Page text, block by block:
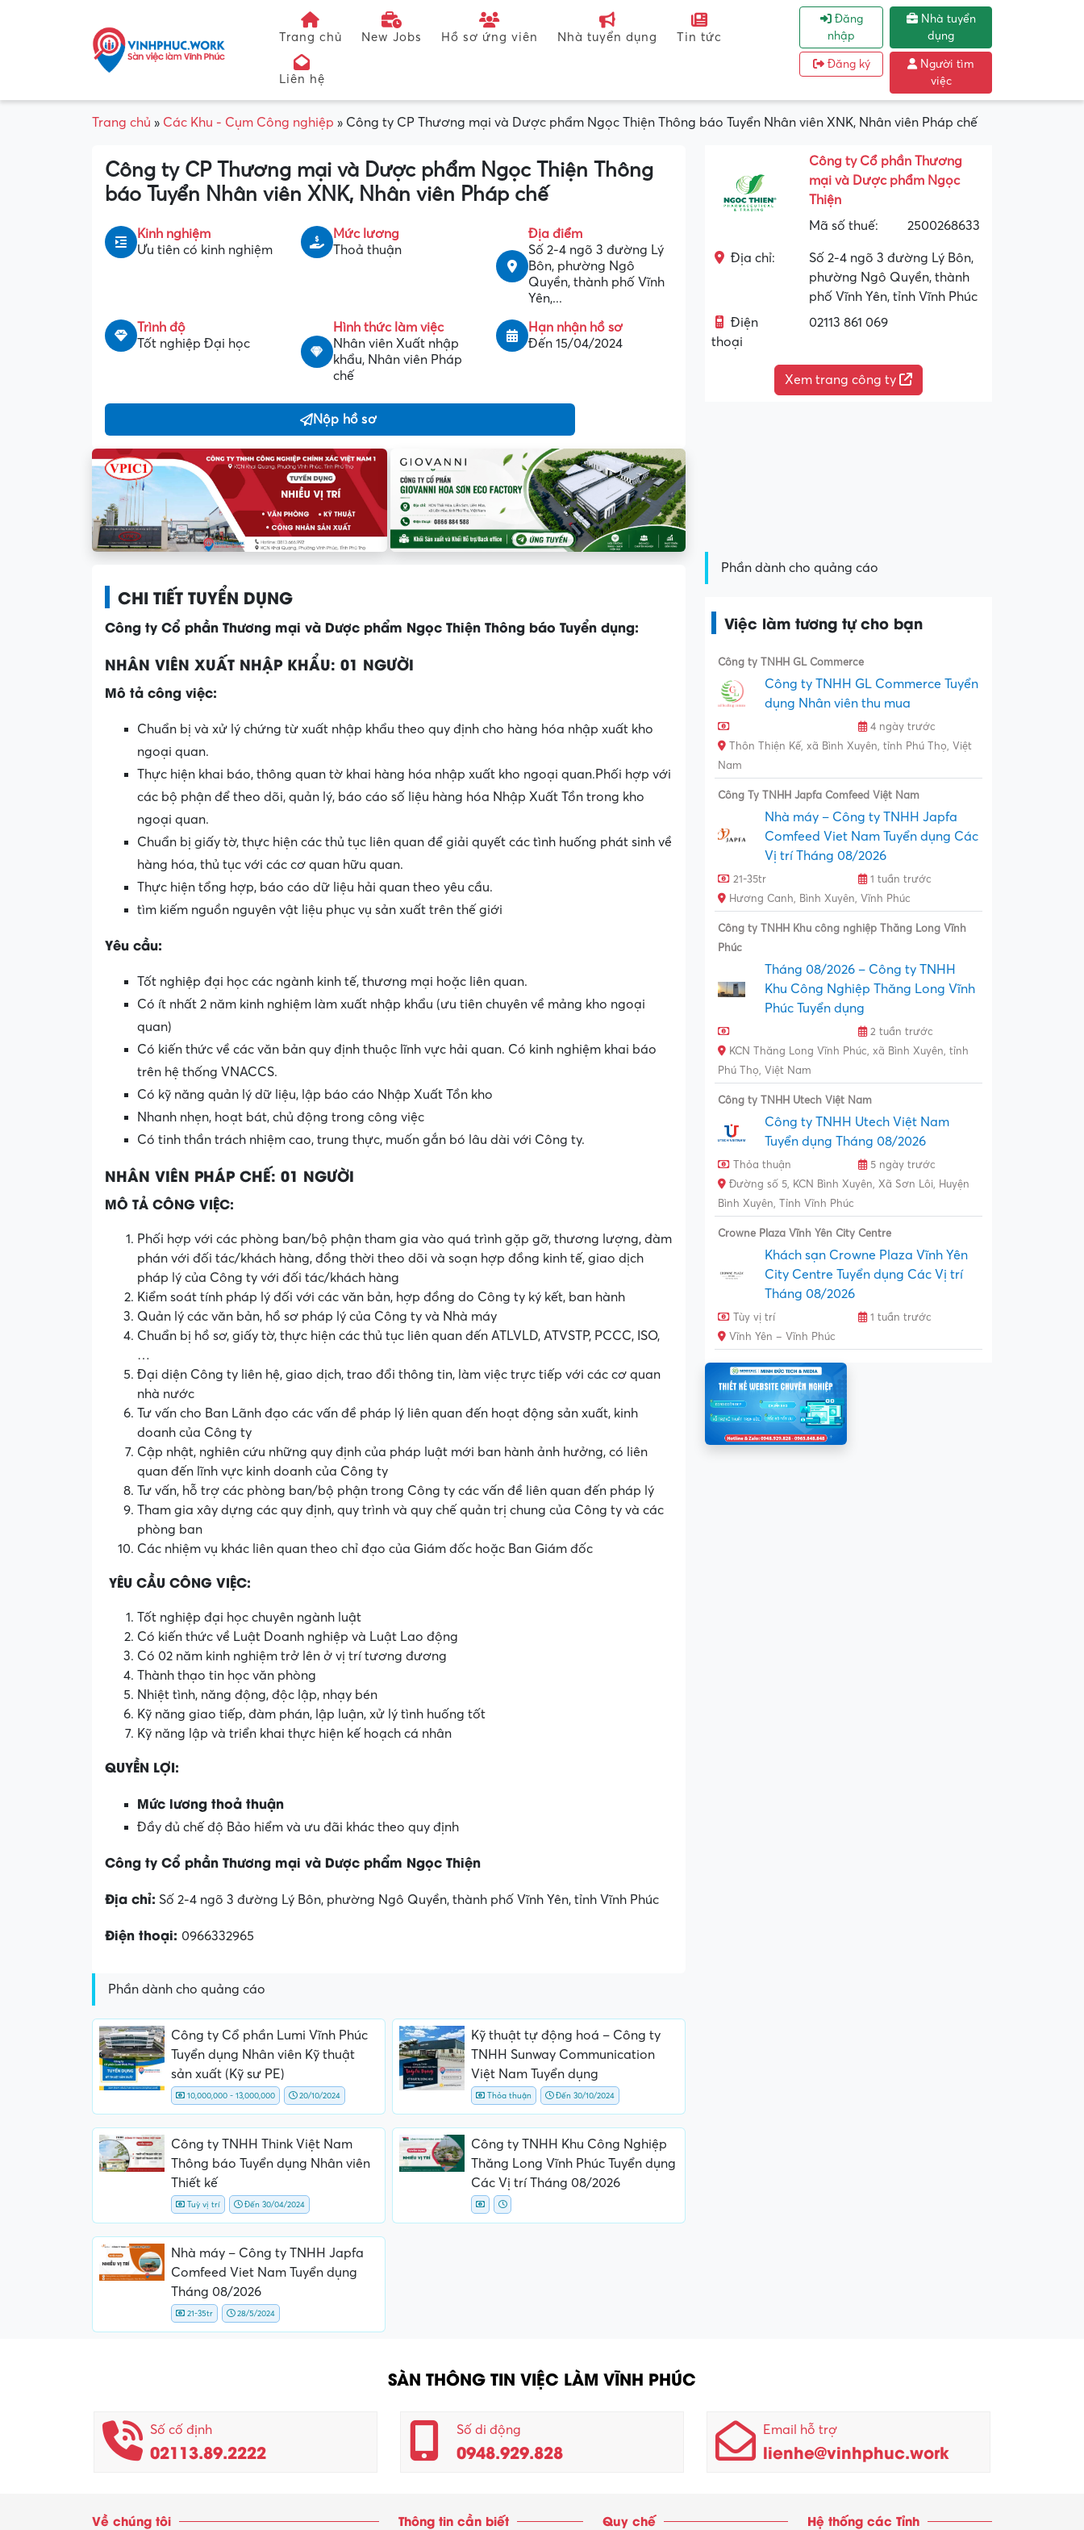
Trang chủ New Jobs Hồ sơ ứng viên Nhà tuyển dụng Tin tức
Liên hệ
Đăng
nhập
Đăng ký
Nhà tuyển
dụng
Người tìm
việc
Trang chủ » Các Khu - Cụm Công nghiệp » Công ty CP Thương mại và Dược phẩm Ngọc Thiện Thông báo Tuyển Nhân viên XNK, Nhân viên Pháp chế
Công ty CP Thương mại và Dược phẩm Ngọc Thiện Thông
báo Tuyển Nhân viên XNK, Nhân viên Pháp chế
Kinh nghiệm
Ưu tiên có kinh nghiệm
Mức lương
Thoả thuận
Địa điểm
Số 2-4 ngõ 3 đường Lý
Bôn, phường Ngô
Quyền, thành phố Vĩnh
Yên,...
Trình độ
Tốt nghiệp Đại học
Hình thức làm việc
Nhân viên Xuất nhập
khẩu, Nhân viên Pháp
chế
Hạn nhận hồ sơ
Đến 15/04/2024
Nộp hồ sơ
Công ty Cổ phần Thương
mại và Dược phẩm Ngọc
Thiện
Mã số thuế:
2500268633
Địa chỉ:
Số 2-4 ngõ 3 đường Lý Bôn,
phường Ngô Quyền, thành
phố Vĩnh Yên, tỉnh Vĩnh Phúc
Điện
thoại
02113 861 069
Xem trang công ty
CHI TIẾT TUYỂN DỤNG
Công ty Cổ phần Thương mại và Dược phẩm Ngọc Thiện Thông báo Tuyển dụng:
NHÂN VIÊN XUẤT NHẬP KHẨU: 01 NGƯỜI
Mô tả công việc:
Chuẩn bị và xử lý chứng từ xuất nhập khẩu theo quy định cho hàng hóa nhập xuất kho
ngoại quan.
Thực hiện khai báo, thông quan tờ khai hàng hóa nhập xuất kho ngoại quan.Phối hợp với
các bộ phận để theo dõi, quản lý, báo cáo số liệu hàng hóa Nhập Xuất Tồn trong kho
ngoại quan.
Chuẩn bị giấy tờ, thực hiện các thủ tục liên quan để giải quyết các tình huống phát sinh về
hàng hóa, thủ tục với các cơ quan hữu quan.
Thực hiện tổng hợp, báo cáo dữ liệu hải quan theo yêu cầu.
tìm kiếm nguồn nguyên vật liệu phục vụ sản xuất trên thế giới
Yêu cầu:
Tốt nghiệp đại học các ngành kinh tế, thương mại hoặc liên quan.
Có ít nhất 2 năm kinh nghiệm làm xuất nhập khẩu (ưu tiên chuyên về mảng kho ngoại
quan)
Có kiến thức về các văn bản quy định thuộc lĩnh vực hải quan. Có kinh nghiệm khai báo
trên hệ thống VNACCS.
Có kỹ năng quản lý dữ liệu, lập báo cáo Nhập Xuất Tồn kho
Nhanh nhẹn, hoạt bát, chủ động trong công việc
Có tinh thần trách nhiệm cao, trung thực, muốn gắn bó lâu dài với Công ty.
NHÂN VIÊN PHÁP CHẾ: 01 NGƯỜI
MÔ TẢ CÔNG VIỆC:
Phối hợp với các phòng ban/bộ phận tham gia vào quá trình gặp gỡ, thương lượng, đàm
phán với đối tác/khách hàng, đồng thời theo dõi và soạn hợp đồng kinh tế, giao dịch
pháp lý của Công ty với đối tác/khách hàng
Kiểm soát tính pháp lý đối với các văn bản, hợp đồng do Công ty ký kết, ban hành
Quản lý các văn bản, hồ sơ pháp lý của Công ty và Nhà máy
Chuẩn bị hồ sơ, giấy tờ, thực hiện các thủ tục liên quan đến ATLVLD, ATVSTP, PCCC, ISO,
…
Đại diện Công ty liên hệ, giao dịch, trao đổi thông tin, làm việc trực tiếp với các cơ quan
nhà nước
Tư vấn cho Ban Lãnh đạo các vấn đề pháp lý liên quan đến hoạt động sản xuất, kinh
doanh của Công ty
Cập nhật, nghiên cứu những quy định của pháp luật mới ban hành ảnh hưởng, có liên
quan đến lĩnh vực kinh doanh của Công ty
Tư vấn, hỗ trợ các phòng ban/bộ phận trong Công ty các vấn đề liên quan đến pháp lý
Tham gia xây dựng các quy định, quy trình và quy chế quản trị chung của Công ty và các
phòng ban
Các nhiệm vụ khác liên quan theo chỉ đạo của Giám đốc hoặc Ban Giám đốc
YÊU CẦU CÔNG VIỆC:
Tốt nghiệp đại học chuyên ngành luật
Có kiến thức về Luật Doanh nghiệp và Luật Lao động
Có 02 năm kinh nghiệm trở lên ở vị trí tương đương
Thành thạo tin học văn phòng
Nhiệt tình, năng động, độc lập, nhạy bén
Kỹ năng giao tiếp, đàm phán, lập luận, xử lý tình huống tốt
Kỹ năng lập và triển khai thực hiện kế hoạch cá nhân
QUYỀN LỢI:
Mức lương thoả thuận
Đầy đủ chế độ Bảo hiểm và ưu đãi khác theo quy định
Công ty Cổ phần Thương mại và Dược phẩm Ngọc Thiện
Địa chỉ: Số 2-4 ngõ 3 đường Lý Bôn, phường Ngô Quyền, thành phố Vĩnh Yên, tỉnh Vĩnh Phúc
Điện thoại: 0966332965
Phần dành cho quảng cáo
Công ty Cổ phần Lumi Vĩnh Phúc
Tuyển dụng Nhân viên Kỹ thuật
sản xuất (Kỹ sư PE)
10,000,000 - 13,000,000 20/10/2024
Kỹ thuật tự động hoá – Công ty
TNHH Sunway Communication
Việt Nam Tuyển dụng
Thỏa thuận Đến 30/10/2024
Công ty TNHH Think Việt Nam
Thông báo Tuyển dụng Nhân viên
Thiết kế
Tuỳ vị trí Đến 30/04/2024
Công ty TNHH Khu Công Nghiệp
Thăng Long Vĩnh Phúc Tuyển dụng
Các Vị trí Tháng 08/2026
Nhà máy – Công ty TNHH Japfa
Comfeed Viet Nam Tuyển dụng
Tháng 08/2026
21-35tr 28/5/2024
Phần dành cho quảng cáo
Việc làm tương tự cho bạn
Công ty TNHH GL Commerce
Công ty TNHH GL Commerce Tuyển
dụng Nhân viên thu mua
4 ngày trước
Thôn Thiện Kế, xã Bình Xuyên, tỉnh Phú Thọ, Việt
Nam
Công Ty TNHH Japfa Comfeed Việt Nam
Nhà máy – Công ty TNHH Japfa
Comfeed Viet Nam Tuyển dụng Các
Vị trí Tháng 08/2026
21-35tr
1 tuần trước
Hương Canh, Bình Xuyên, Vĩnh Phúc
Công ty TNHH Khu công nghiệp Thăng Long Vĩnh
Phúc
Tháng 08/2026 – Công ty TNHH
Khu Công Nghiệp Thăng Long Vĩnh
Phúc Tuyển dụng
2 tuần trước
KCN Thăng Long Vĩnh Phúc, xã Bình Xuyên, tỉnh
Phú Thọ, Việt Nam
Công ty TNHH Utech Việt Nam
Công ty TNHH Utech Việt Nam
Tuyển dụng Tháng 08/2026
Thỏa thuận
5 ngày trước
Đường số 5, KCN Bình Xuyên, Xã Sơn Lôi, Huyện
Bình Xuyên, Tỉnh Vĩnh Phúc
Crowne Plaza Vĩnh Yên City Centre
Khách sạn Crowne Plaza Vĩnh Yên
City Centre Tuyển dụng Các Vị trí
Tháng 08/2026
Tùy vị trí
1 tuần trước
Vĩnh Yên – Vĩnh Phúc
SÀN THÔNG TIN VIỆC LÀM VĨNH PHÚC
Số cố định
02113.89.2222
Số di động
0948.929.828
Email hỗ trợ
lienhe@vinhphuc.work
Về chúng tôi Thông tin cần biết Quy chế Hệ thống các Tỉnh